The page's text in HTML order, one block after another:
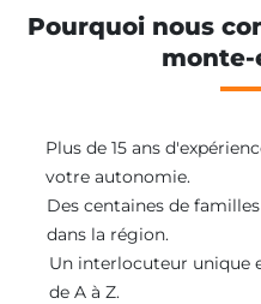
Pourquoi nous
monte-
Plus de 15 ans
votre autonomie.
Des centaines de
dans la région.
Un interlocuteur unique
de A à Z.